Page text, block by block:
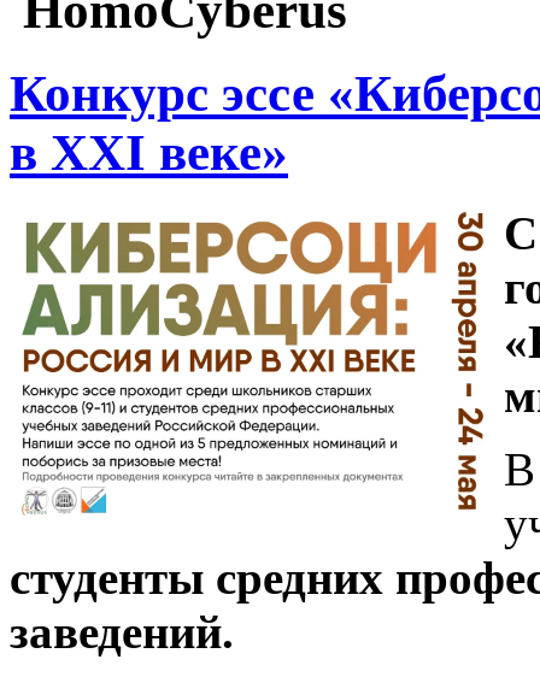
Конкурс эссе
в XXI веке»
В
студенты средних
заведений.